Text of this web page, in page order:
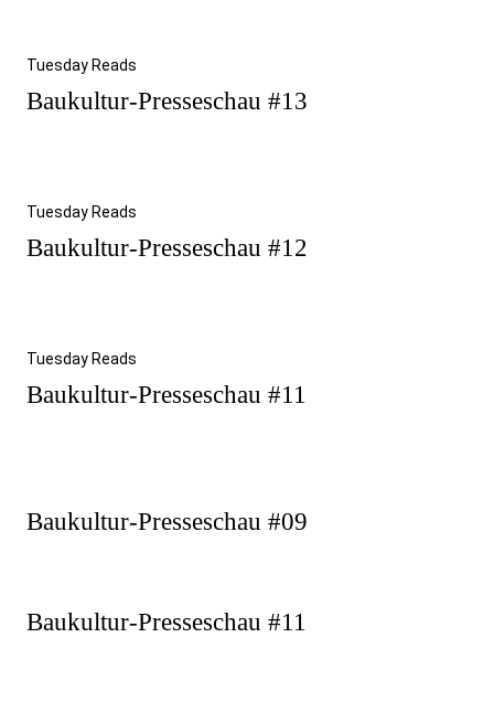
Tuesday Reads
Baukultur-Presseschau #13
Tuesday Reads
Baukultur-Presseschau #12
Tuesday Reads
Baukultur-Presseschau #11
Vorheriger
Baukultur-Presseschau #09
Nächster
Baukultur-Presseschau #11